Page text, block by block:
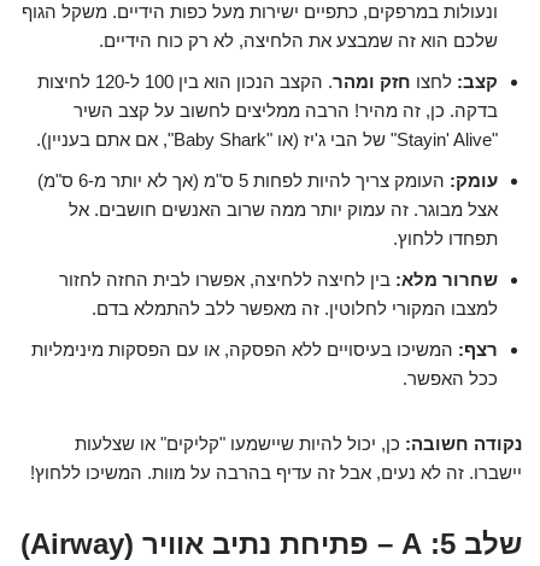
ונעולות במרפקים, כתפיים ישירות מעל כפות הידיים. משקל הגוף
שלכם הוא זה שמבצע את הלחיצה, לא רק כוח הידיים.
קצב: לחצו חזק ומהר
. הקצב הנכון הוא בין 100 ל-120 לחיצות
בדקה. כן, זה מהיר! הרבה ממליצים לחשוב על קצב השיר
"Stayin' Alive" של הבי ג'יז (או "Baby Shark", אם אתם בעניין).
עומק:
העומק צריך להיות לפחות 5 ס"מ (אך לא יותר מ-6 ס"מ)
אצל מבוגר. זה עמוק יותר ממה שרוב האנשים חושבים. אל
תפחדו ללחוץ.
שחרור מלא: בין לחיצה ללחיצה, אפשרו לבית החזה לחזור
למצבו המקורי לחלוטין. זה מאפשר ללב להתמלא בדם.
רצף: המשיכו בעיסויים ללא הפסקה, או עם הפסקות מינימליות
ככל האפשר.
נקודה חשובה: כן, יכול להיות שיישמעו "קליקים" או שצלעות
יישברו. זה לא נעים, אבל זה עדיף בהרבה על מוות. המשיכו ללחוץ!
שלב 5: A – פתיחת נתיב אוויר (Airway)